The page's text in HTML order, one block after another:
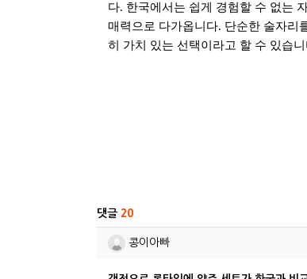
다. 한국에서는 쉽게 경험할 수 없는
매력으로 다가옵니다. 단순한 술자리
히 가치 있는 선택이라고 할 수 있습
댓글 20
콩이아빠님의 댓글
콩이아빠